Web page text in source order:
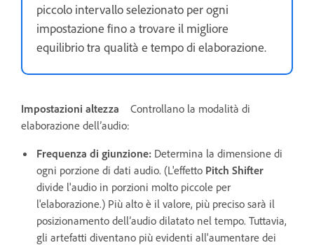
piccolo intervallo selezionato per ogni
impostazione fino a trovare il migliore
equilibrio tra qualità e tempo di elaborazione.
Impostazioni altezza
Controllano la modalità di
elaborazione dell’audio:
Frequenza di giunzione: Determina la dimensione di
ogni porzione di dati audio. (L'effetto Pitch Shifter
divide l'audio in porzioni molto piccole per
l'elaborazione.) Più alto è il valore, più preciso sarà il
posizionamento dell’audio dilatato nel tempo. Tuttavia,
gli artefatti diventano più evidenti all'aumentare dei